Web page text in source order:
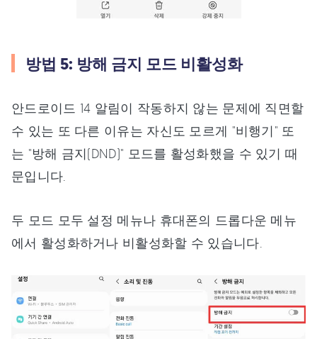
방법 5: 방해 금지 모드 비활성화
안드로이드 14 알림이 작동하지 않는 문제에 직면할
수 있는 또 다른 이유는 자신도 모르게 "비행기" 또
는 "방해 금지(DND)" 모드를 활성화했을 수 있기 때
문입니다.
두 모드 모두 설정 메뉴나 휴대폰의 드롭다운 메뉴
에서 활성화하거나 비활성화할 수 있습니다.